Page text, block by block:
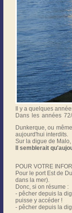
Il y a quelques
Dans les années
Dunkerque, ou
aujourd'hui interdits.
Sur la digue de
Il semblerait
POUR VOTRE
Pour le port Est de
dans la mer).
Donc, si on résume :
- pêcher depuis la
puisse y accéder !
- pêcher depuis la